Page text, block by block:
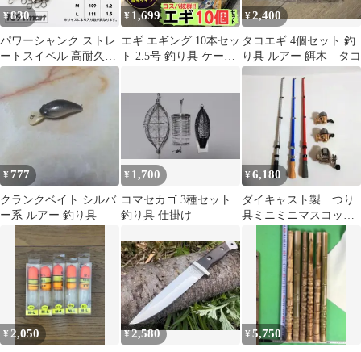
¥830
パワーシャンク ストレ
ートスイベル 高耐久ス
テンレス製 ロングシャ
フト チェリーリグ スピ
ナー 仕掛け自作に！
【釣り具の1091mart イ
¥ 1,699
エギ エギング 10本セッ
ト 2.5号 釣り具 ケース
ヤリイカ タコ 送料無料
仕掛け おすすめ 最強
初心者 収納 大容量 最
新 蓄光 遠投 人気 布 夜
グリーン ブルー ピンク
オレンジ
¥2,400
タコエギ 4個セット 釣
り具 ルアー 餌木 タコ
¥ 777
クランクベイト シルバ
ー系 ルアー 釣り具
¥ 1,700
コマセカゴ 3種セット
釣り具 仕掛け
¥6,180
ダイキャスト製 つり
具ミニミニマスコッ
ト NO.4 コンプリー
ト＋リール
¥ 2,050 ¥2,580 ¥5,750